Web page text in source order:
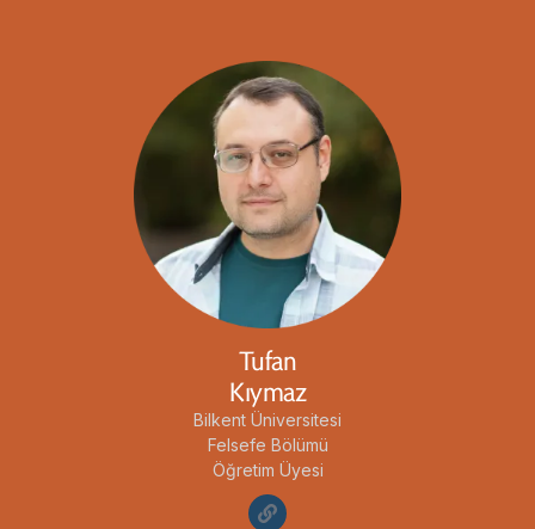
Tufan
Kıymaz
Bilkent Üniversitesi
Felsefe Bölümü
Öğretim Üyesi